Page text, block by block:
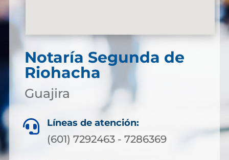
Notaría Segunda de
Riohacha
Guajira
 Líneas de atención:
(601) 7292463 - 7286369